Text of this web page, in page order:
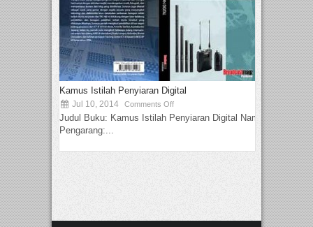
Kamus Istilah Penyiaran Digital
Jul 10, 2014 Comments Off
Judul Buku: Kamus Istilah Penyiaran Digital Nama
Pengarang:...